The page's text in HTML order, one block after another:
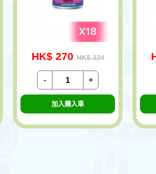
HK$ 270 HK$ 324
+
-
加入購入車